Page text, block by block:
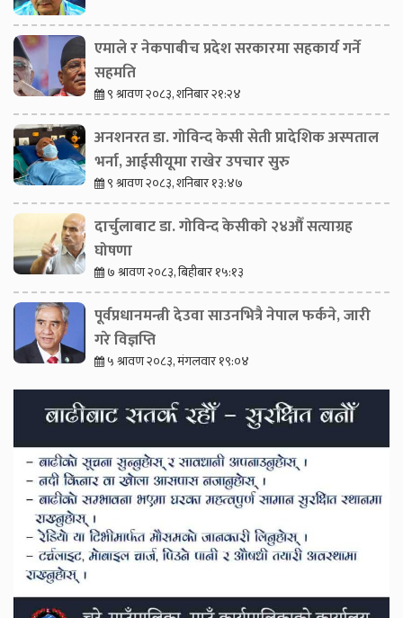
एमाले र नेकपाबीच प्रदेश सरकारमा सहकार्य गर्ने
सहमति
९ श्रावण २०८३, शनिबार २१:२४
अनशनरत डा. गोविन्द केसी सेती प्रादेशिक अस्पताल
भर्ना, आईसीयूमा राखेर उपचार सुरु
९ श्रावण २०८३, शनिबार १३:४७
दार्चुलाबाट डा. गोविन्द केसीको २४औँ सत्याग्रह
घोषणा
७ श्रावण २०८३, बिहीबार १५:१३
पूर्वप्रधानमन्त्री देउवा साउनभित्रै नेपाल फर्कने, जारी
गरे विज्ञप्ति
५ श्रावण २०८३, मंगलवार १९:०४